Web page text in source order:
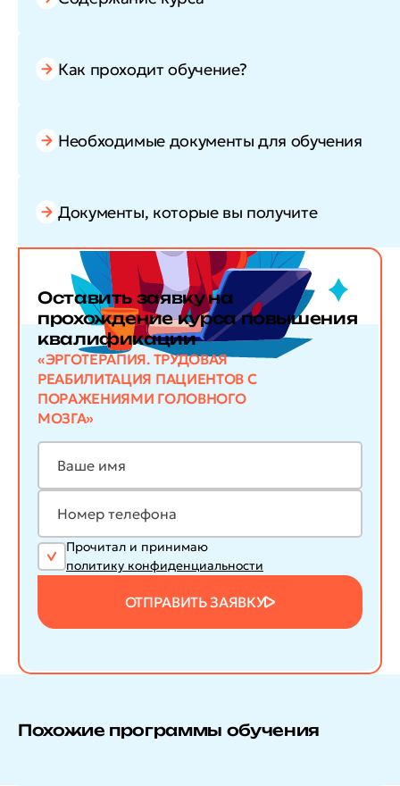
Как проходит обучение?
Необходимые документы для обучения
Документы, которые вы получите
Оставить заявкуна
прохождение курса повышения
квалификации
«ЭРГОТЕРАПИЯ. ТРУДОВАЯ
РЕАБИЛИТАЦИЯ ПАЦИЕНТОВ С
ПОРАЖЕНИЯМИ ГОЛОВНОГО
МОЗГА»
Прочитал и принимаю
политику конфиденциальности
ОТПРАВИТЬ ЗАЯВКУ
Похожие программы обучения